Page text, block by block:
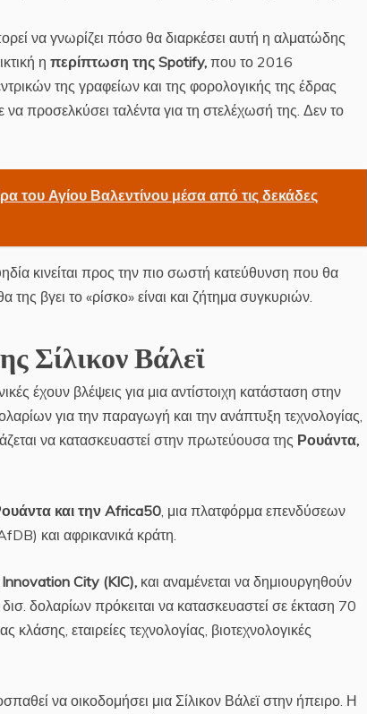
να γνωρίζει πόσο θα διαρκέσει αυτή η αλματώδης
η περίπτωση της Spotify, που το 2016
της γραφείων και της φορολογικής της έδρας
προσελκύσει ταλέντα για τη στελέχωσή της. Δεν το
του Αγίου Βαλεντίνου μέσα από τις δεκάδες
κινείται προς την πιο σωστή κατεύθυνση που θα
βγει το «ρίσκο» είναι και ζήτημα συγκυριών.
Σίλικον Βάλεϊ
έχουν βλέψεις για μια αντίστοιχη κατάσταση στην
για την παραγωγή και την ανάπτυξη τεχνολογίας,
να κατασκευαστεί στην πρωτεύουσα της Ρουάντα,
και την Africa50 , μια πλατφόρμα επενδύσεων
και αφρικανικά κράτη.
Innovation City (KIC), και αναμένεται να δημιουργηθούν
δολαρίων πρόκειται να κατασκευαστεί σε έκταση 70
εταιρείες τεχνολογίας, βιοτεχνολογικές
να οικοδομήσει μια Σίλικον Βάλεϊ στην ήπειρο. Η